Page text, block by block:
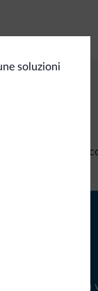
soluzioni
Richieste non
e news per la tua